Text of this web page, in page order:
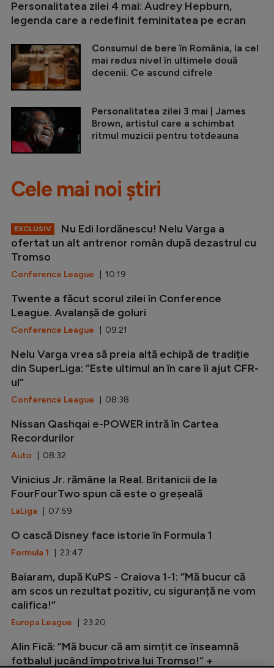
Personalitatea zilei 4 mai: Audrey Hepburn,
legenda care a redefinit feminitatea pe ecran
Consumul de bere în România, la cel
mai redus nivel în ultimele două
decenii. Ce ascund cifrele
Personalitatea zilei 3 mai | James
Brown, artistul care a schimbat
ritmul muzicii pentru totdeauna
Cele mai noi știri
EXCLUSIV
Nu Edi Iordănescu! Nelu Varga a
ofertat un alt antrenor român după dezastrul cu
Tromso
Conference League | 10:19
Twente a făcut scorul zilei în Conference
League. Avalanșă de goluri
Conference League | 09:21
Nelu Varga vrea să preia altă echipă de tradiție
din SuperLiga: ”Este ultimul an în care îi ajut CFR-
ul”
Conference League | 08:38
Nissan Qashqai e-POWER intră în Cartea
Recordurilor
Auto | 08:32
Vinicius Jr. rămâne la Real. Britanicii de la
FourFourTwo spun că este o greșeală
LaLiga | 07:59
O cască Disney face istorie în Formula 1
Formula 1 | 23:47
Baiaram, după KuPS - Craiova 1-1: ”Mă bucur că
am scos un rezultat pozitiv, cu siguranță ne vom
califica!”
Europa League | 23:20
Alin Fică: ”Mă bucur că am simțit ce înseamnă
fotbalul jucând împotriva lui Tromso!” +